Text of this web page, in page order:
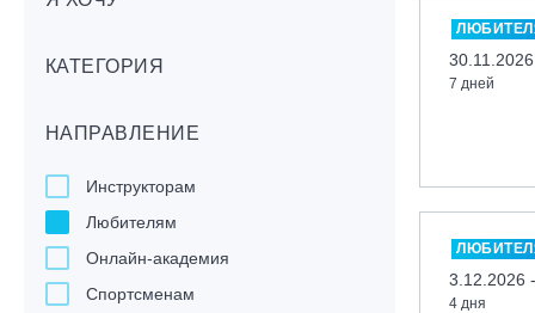
бордах
Игровые виды спорта
КАТЕГОРИЯ
НАПРАВЛЕНИЕ
Инструкторам
Любителям
Онлайн-академия
Спортсменам
7 дней
3.12.2026
4 дня